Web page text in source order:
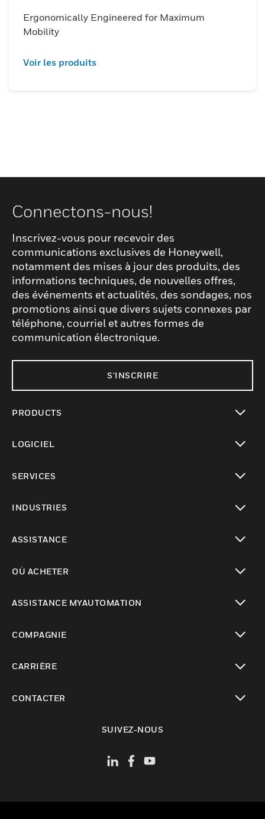
Ergonomically Engineered for Maximum
Mobility
Voir les produits
Connectons-nous!
Inscrivez-vous pour recevoir des
communications exclusives de Honeywell,
notamment des mises à jour des produits, des
informations techniques, de nouvelles offres,
des événements et actualités, des sondages, nos
promotions ainsi que divers sujets connexes par
téléphone, courriel et autres formes de
communication électronique.
S'INSCRIRE
PRODUCTS
LOGICIEL
SERVICES
INDUSTRIES
ASSISTANCE
OÙ ACHETER
ASSISTANCE MYAUTOMATION
COMPAGNIE
CARRIÈRE
CONTACTER
SUIVEZ-NOUS